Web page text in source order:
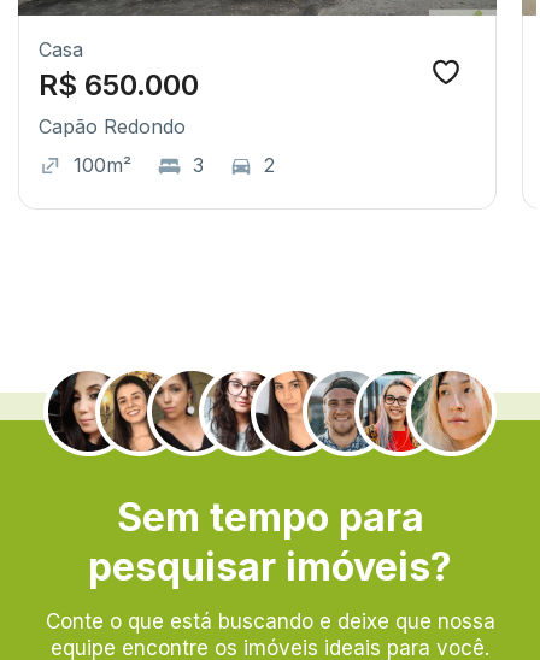
Casa
R$ 650.000
Capão Redondo
100m²
3 2
.
Sem tempo para
pesquisar imóveis?
Conte o que está buscando e deixe que nossa
equipe encontre os imóveis ideais para você.